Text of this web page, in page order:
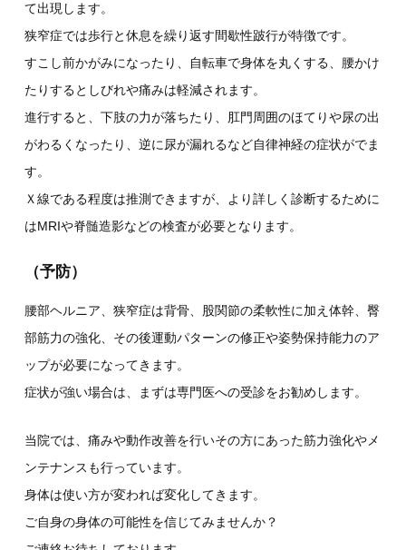
て出現します。
狭窄症では歩行と休息を繰り返す間歇性跛行が特徴です。
すこし前かがみになったり、自転車で身体を丸くする、腰かけ
たりするとしびれや痛みは軽減されます。
進行すると、下肢の力が落ちたり、肛門周囲のほてりや尿の出
がわるくなったり、逆に尿が漏れるなど自律神経の症状がでま
す。
Ｘ線である程度は推測できますが、より詳しく診断するために
はMRIや脊髄造影などの検査が必要となります。
（予防）
腰部ヘルニア、狭窄症は背骨、股関節の柔軟性に加え体幹、臀
部筋力の強化、その後運動パターンの修正や姿勢保持能力のア
ップが必要になってきます。
症状が強い場合は、まずは専門医への受診をお勧めします。
当院では、痛みや動作改善を行いその方にあった筋力強化やメ
ンテナンスも行っています。
身体は使い方が変われば変化してきます。
ご自身の身体の可能性を信じてみませんか？